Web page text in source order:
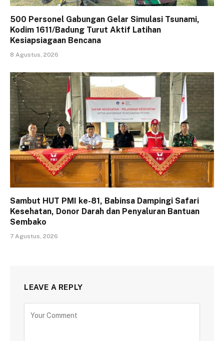
500 Personel Gabungan Gelar Simulasi Tsunami,
Kodim 1611/Badung Turut Aktif Latihan
Kesiapsiagaan Bencana
8 Agustus, 2026
Sambut HUT PMI ke-81, Babinsa Dampingi Safari
Kesehatan, Donor Darah dan Penyaluran Bantuan
Sembako
7 Agustus, 2026
LEAVE A REPLY